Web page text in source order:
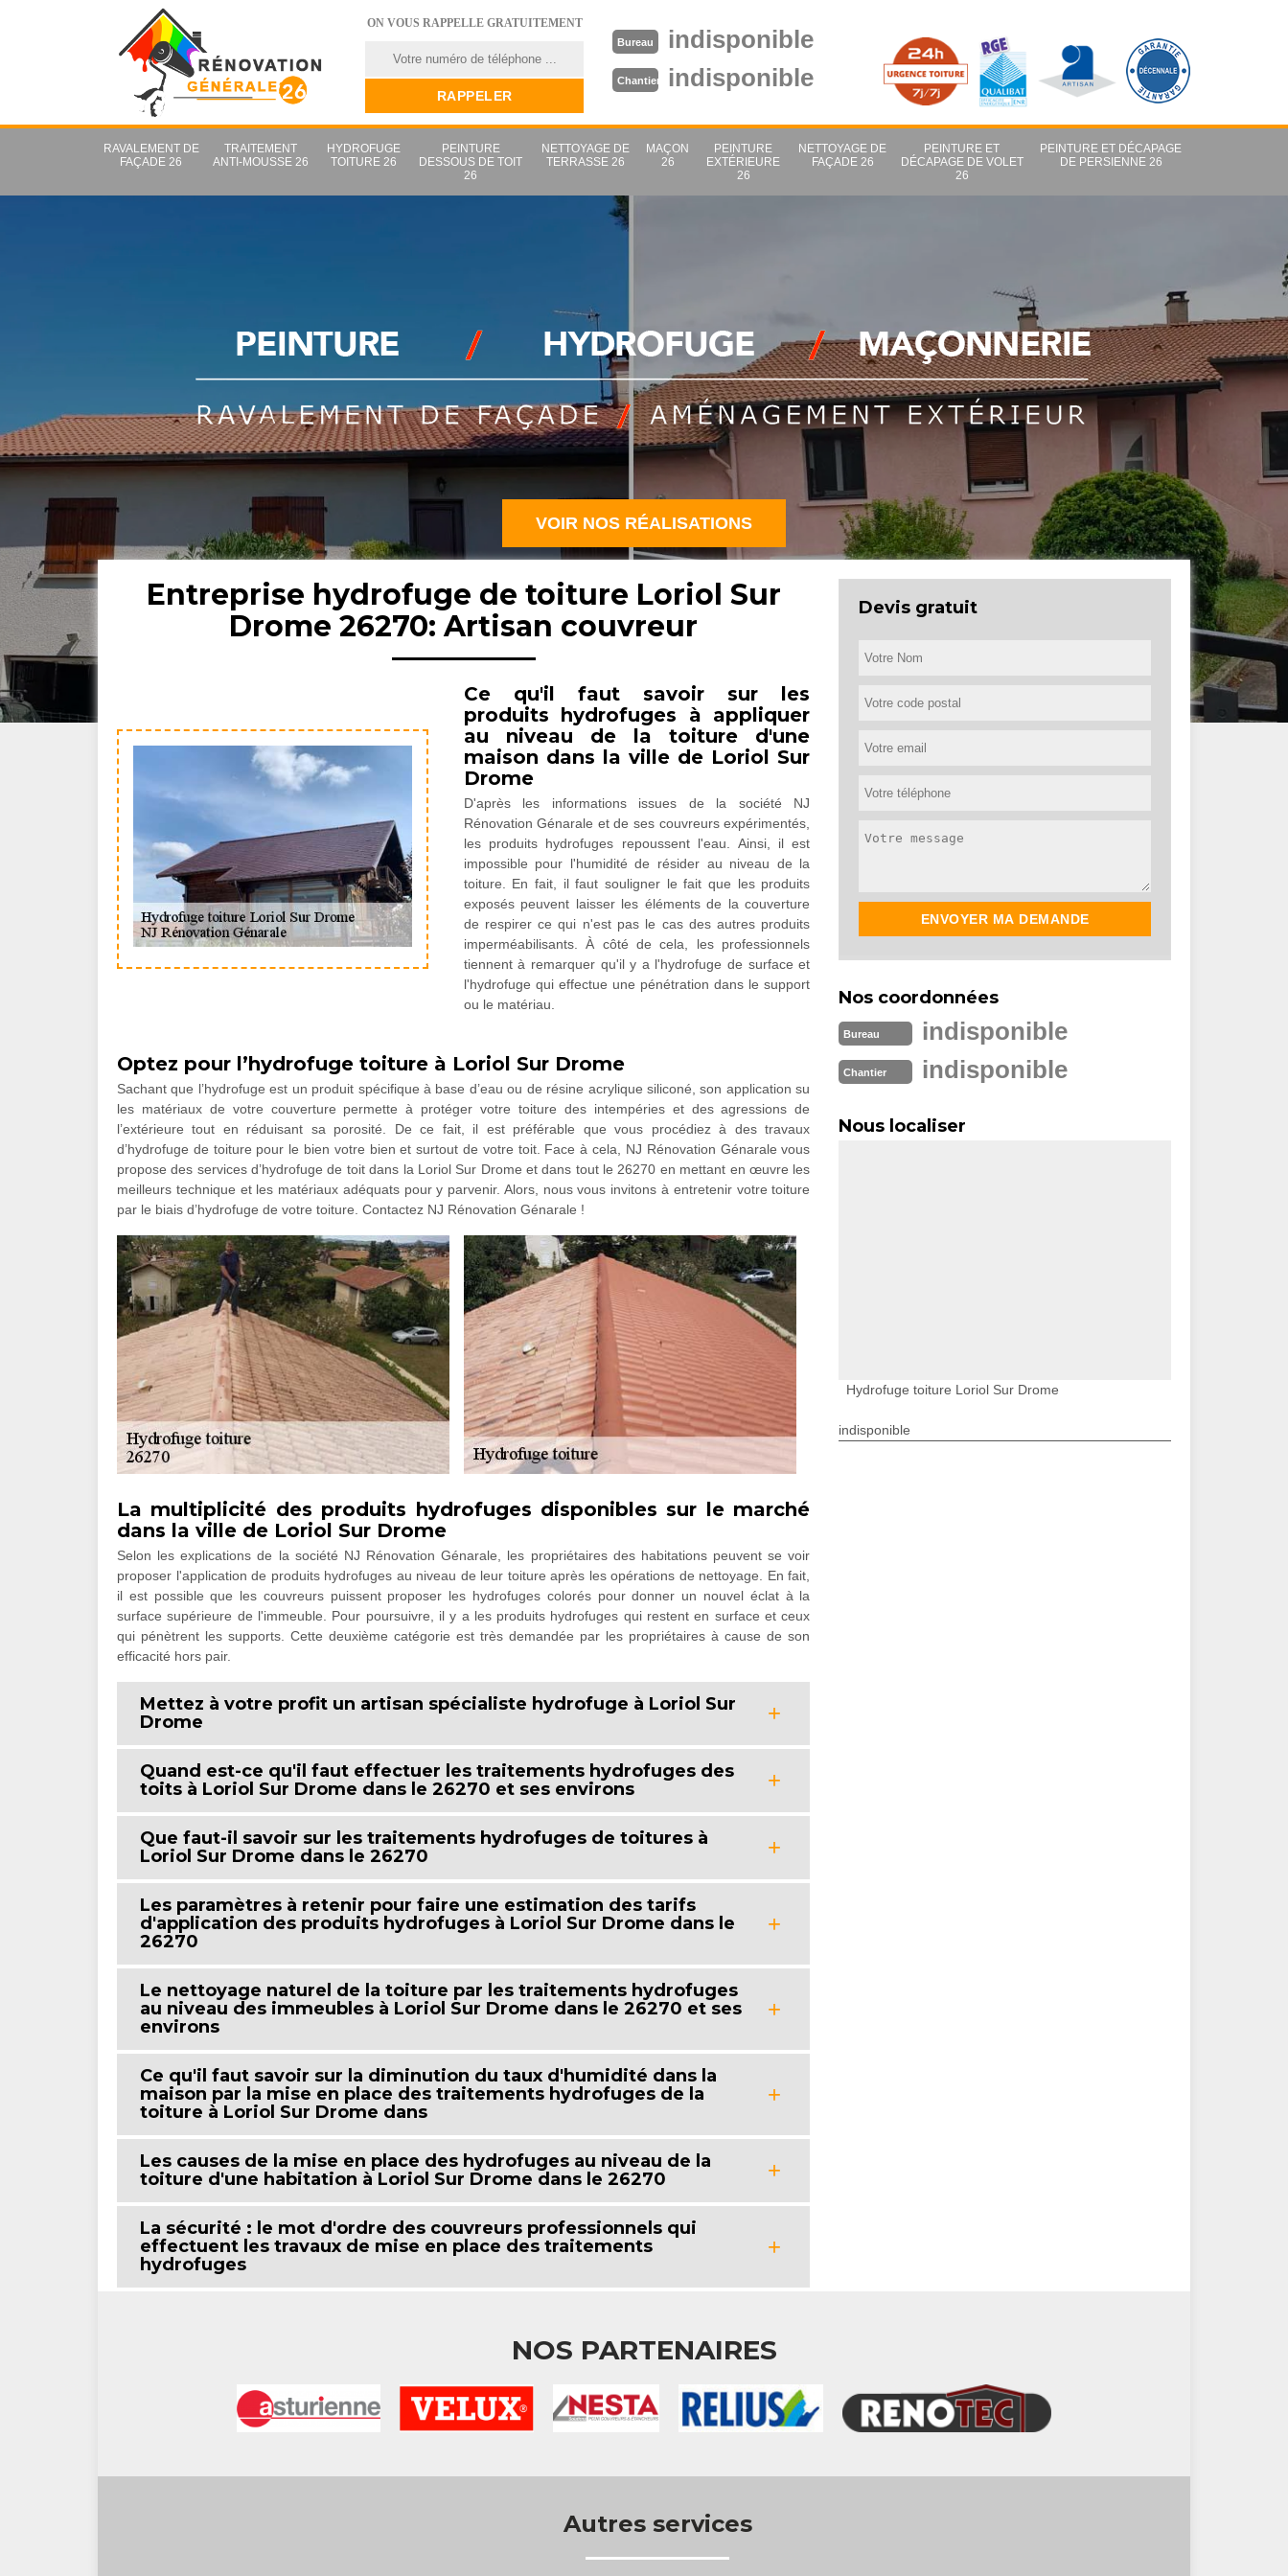
ON VOUS RAPPELLE GRATUITEMENT
Bureau indisponible
Chantier indisponible
RAVALEMENT DE
FAÇADE 26
TRAITEMENT
ANTI-MOUSSE 26
HYDROFUGE
TOITURE 26
PEINTURE
DESSOUS DE TOIT
26
NETTOYAGE DE
TERRASSE 26
MAÇON
26
PEINTURE
EXTÉRIEURE
26
NETTOYAGE DE
FAÇADE 26
PEINTURE ET
DÉCAPAGE DE VOLET
26
PEINTURE ET DÉCAPAGE
DE PERSIENNE 26
VOIR NOS RÉALISATIONS
Entreprise hydrofuge de toiture Loriol Sur
Drome 26270: Artisan couvreur
Ce qu'il faut savoir sur les
produits hydrofuges à appliquer
au niveau de la toiture d'une
maison dans la ville de Loriol Sur
Drome
D'après les informations issues de la société NJ
Rénovation Génarale et de ses couvreurs expérimentés,
les produits hydrofuges repoussent l'eau. Ainsi, il est
impossible pour l'humidité de résider au niveau de la
toiture. En fait, il faut souligner le fait que les produits
exposés peuvent laisser les éléments de la couverture
de respirer ce qui n'est pas le cas des autres produits
imperméabilisants. À côté de cela, les professionnels
tiennent à remarquer qu'il y a l'hydrofuge de surface et
l'hydrofuge qui effectue une pénétration dans le support
ou le matériau.
Optez pour l’hydrofuge toiture à Loriol Sur Drome
Sachant que l’hydrofuge est un produit spécifique à base d’eau ou de résine acrylique siliconé, son application su
les matériaux de votre couverture permette à protéger votre toiture des intempéries et des agressions de
l’extérieure tout en réduisant sa porosité. De ce fait, il est préférable que vous procédiez à des travaux
d’hydrofuge de toiture pour le bien votre bien et surtout de votre toit. Face à cela, NJ Rénovation Génarale vous
propose des services d’hydrofuge de toit dans la Loriol Sur Drome et dans tout le 26270 en mettant en œuvre les
meilleurs technique et les matériaux adéquats pour y parvenir. Alors, nous vous invitons à entretenir votre toiture
par le biais d’hydrofuge de votre toiture. Contactez NJ Rénovation Génarale !
La multiplicité des produits hydrofuges disponibles sur le marché
dans la ville de Loriol Sur Drome
Selon les explications de la société NJ Rénovation Génarale, les propriétaires des habitations peuvent se voir
proposer l'application de produits hydrofuges au niveau de leur toiture après les opérations de nettoyage. En fait,
il est possible que les couvreurs puissent proposer les hydrofuges colorés pour donner un nouvel éclat à la
surface supérieure de l'immeuble. Pour poursuivre, il y a les produits hydrofuges qui restent en surface et ceux
qui pénètrent les supports. Cette deuxième catégorie est très demandée par les propriétaires à cause de son
efficacité hors pair.
Mettez à votre profit un artisan spécialiste hydrofuge à Loriol Sur
Drome
Quand est-ce qu'il faut effectuer les traitements hydrofuges des
toits à Loriol Sur Drome dans le 26270 et ses environs
Que faut-il savoir sur les traitements hydrofuges de toitures à
Loriol Sur Drome dans le 26270
Les paramètres à retenir pour faire une estimation des tarifs
d'application des produits hydrofuges à Loriol Sur Drome dans le
26270
Le nettoyage naturel de la toiture par les traitements hydrofuges
au niveau des immeubles à Loriol Sur Drome dans le 26270 et ses
environs
Ce qu'il faut savoir sur la diminution du taux d'humidité dans la
maison par la mise en place des traitements hydrofuges de la
toiture à Loriol Sur Drome dans
Les causes de la mise en place des hydrofuges au niveau de la
toiture d'une habitation à Loriol Sur Drome dans le 26270
La sécurité : le mot d'ordre des couvreurs professionnels qui
effectuent les travaux de mise en place des traitements
hydrofuges
Devis gratuit
Nos coordonnées
Bureau indisponible
Chantier indisponible
Nous localiser
Hydrofuge toiture Loriol Sur Drome
indisponible
NOS PARTENAIRES
Autres services